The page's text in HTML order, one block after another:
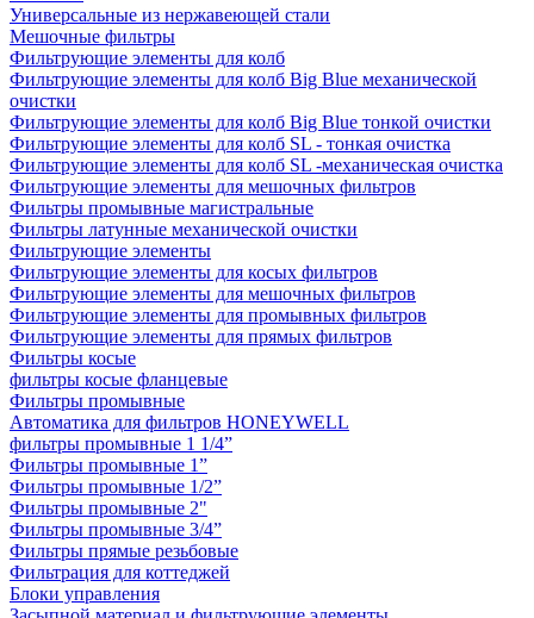
Универсальные из нержавеющей стали
Мешочные фильтры
Фильтрующие элементы для колб
Фильтрующие элементы для колб Big Blue механической
очистки
Фильтрующие элементы для колб Big Blue тонкой очистки
Фильтрующие элементы для колб SL - тонкая очистка
Фильтрующие элементы для колб SL -механическая очистка
Фильтрующие элементы для мешочных фильтров
Фильтры промывные магистральные
Фильтры латунные механической очистки
Фильтрующие элементы
Фильтрующие элементы для косых фильтров
Фильтрующие элементы для мешочных фильтров
Фильтрующие элементы для промывных фильтров
Фильтрующие элементы для прямых фильтров
Фильтры косые
фильтры косые фланцевые
Фильтры промывные
Автоматика для фильтров HONEYWELL
фильтры промывные 1 1/4”
Фильтры промывные 1”
Фильтры промывные 1/2”
Фильтры промывные 2"
Фильтры промывные 3/4”
Фильтры прямые резьбовые
Фильтрация для коттеджей
Блоки управления